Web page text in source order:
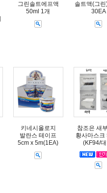
그린솔트에프액
50ml 1개
솔트액(그
30EA
키네시올로지
발란스 테이프
5cm x 5m(1EA)
참조은 새
황사마스크
(KF94/